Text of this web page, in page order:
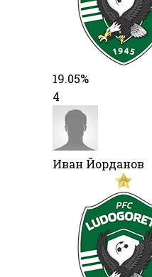
19.05%
4
Иван Йорданов